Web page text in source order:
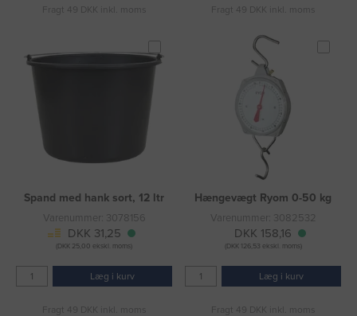
Fragt 49 DKK inkl. moms Fragt 49 DKK inkl. moms
Spand med hank sort, 12 ltr
Varenummer: 3078156
DKK 31,25
(DKK 25,00 ekskl. moms)
Læg i kurv
Fragt 49 DKK inkl. moms
Hængevægt Ryom 0-50 kg
Varenummer: 3082532
DKK 158,16
(DKK 126,53 ekskl. moms)
Læg i kurv
Fragt 49 DKK inkl. moms